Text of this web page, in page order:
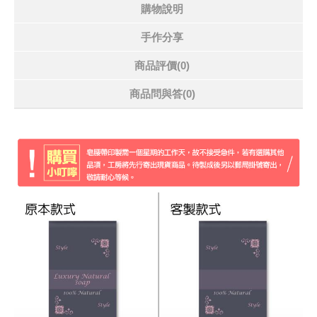
購物說明
手作分享
商品評價(0)
商品問與答(0)